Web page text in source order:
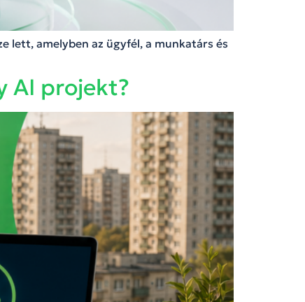
lett, amelyben az ügyfél, a munkatárs és
AI projekt?